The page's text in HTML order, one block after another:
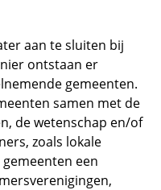
aan te sluiten bij
ontstaan er
gemeenten.
samen met de
de wetenschap en/of
zoals lokale
een